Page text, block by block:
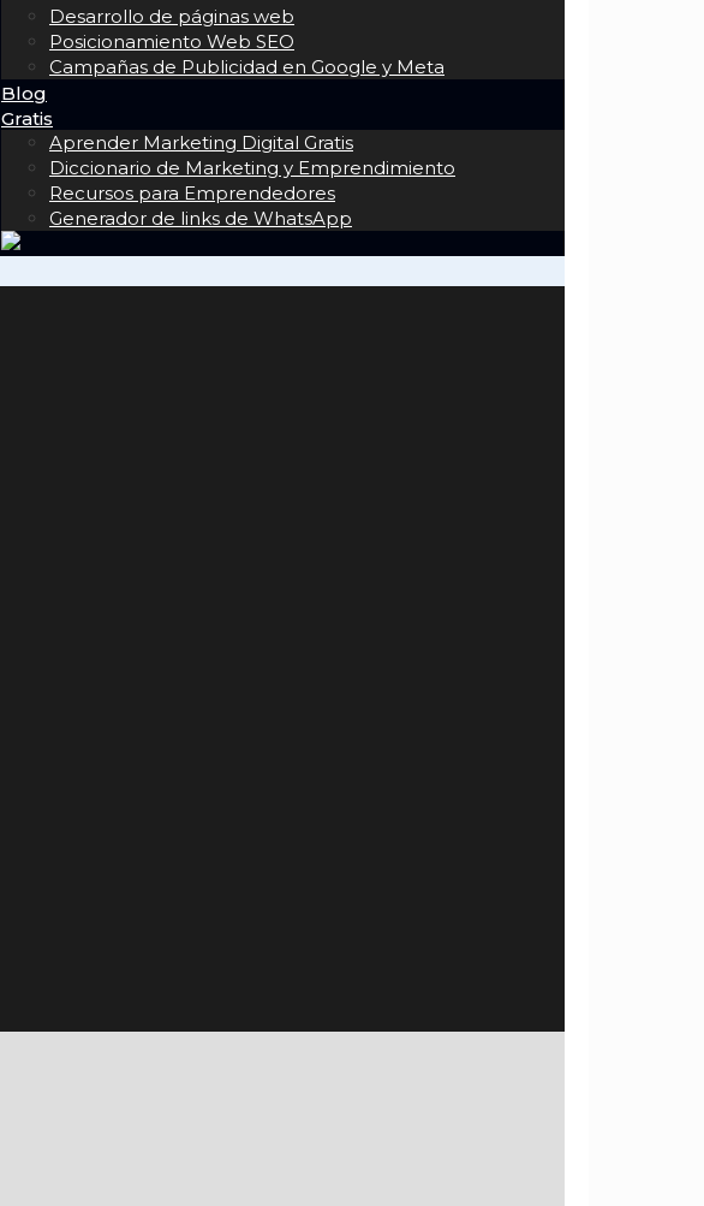
Desarrollo de páginas web
Posicionamiento Web SEO
Campañas de Publicidad en Google y Meta
Blog
Gratis
Aprender Marketing Digital Gratis
Diccionario de Marketing y Emprendimiento
Recursos para Emprendedores
Generador de links de WhatsApp